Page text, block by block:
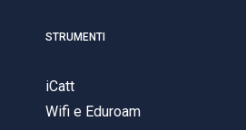
STRUMENTI
iCatt
Wifi e Eduroam